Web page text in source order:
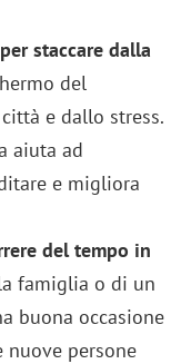
staccare dalla
del
e dallo stress.
aiuta ad
e migliora
del tempo in
famiglia o di un
buona occasione
nuove persone